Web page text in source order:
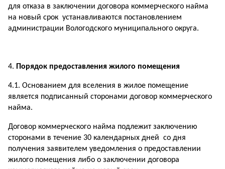
для отказа в заключении договора коммерческого найма
на новый срок устанавливаются постановлением
администрации Вологодского муниципального округа.
Порядок предоставления жилого помещения
4.1. Основанием для вселения в жилое помещение
является подписанный сторонами договор коммерческого
найма.
Договор коммерческого найма подлежит заключению
сторонами в течение 30 календарных дней со дня
получения заявителем уведомления о предоставлении
жилого помещения либо о заключении договора